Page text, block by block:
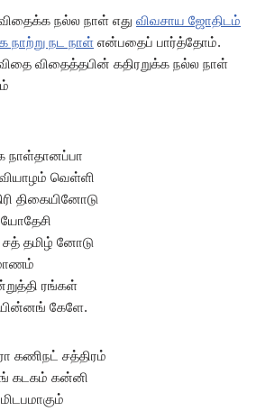
நல்ல நாள் எது விவசாய ஜோதிடம்
நாற்று நட நாள் என்பதைப் பார்த்தோம்.
விதைத்தபின் கதிரறுக்க நல்ல நாள்
நாள்தானப்பா
வெள்ளி
திகையினோடு
தமிழ் னோடு
ரங்கள்
கேளே.
கணிநட் சத்திரம்
கடகம் கன்னி